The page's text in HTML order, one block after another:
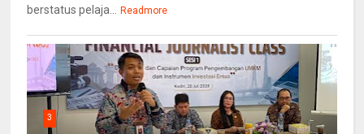
berstatus pelaja...
Readmore
3